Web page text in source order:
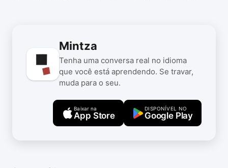
Mintza
Tenha uma conversa real no idioma
que você está aprendendo. Se travar,
muda para o seu.
Baixar na
App Store
DISPONÍVEL NO
Google Play